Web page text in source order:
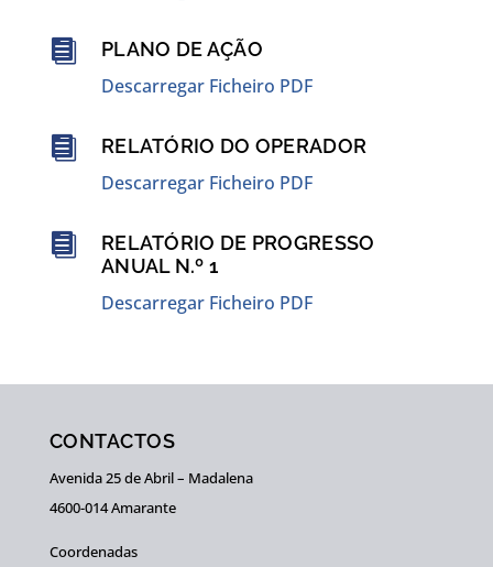
 PLANO DE AÇÃO
Descarregar Ficheiro PDF
 RELATÓRIO DO OPERADOR
Descarregar Ficheiro PDF

RELATÓRIO DE PROGRESSO
ANUAL N.º 1
Descarregar Ficheiro PDF
CONTACTOS
Avenida 25 de Abril – Madalena
4600-014 Amarante
Coordenadas